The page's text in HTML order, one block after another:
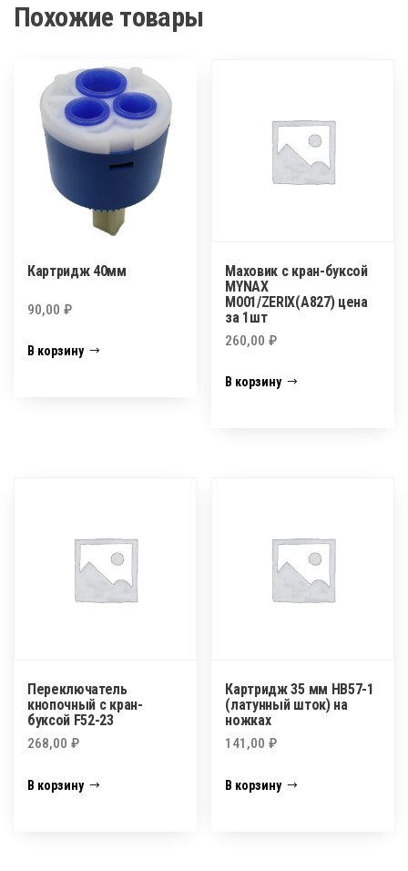
Похожие товары
Картридж 40мм
90,00 ₽
В корзину
Маховик с кран-буксой
MYNAX
M001/ZERIX(A827) цена
за 1шт
260,00₽
В корзину
Переключатель
кнопочный с кран-
буксой F52-23
268,00 ₽
В корзину
Картридж 35 мм HB57-1
(латунный шток) на
ножках
141,00₽
В корзину